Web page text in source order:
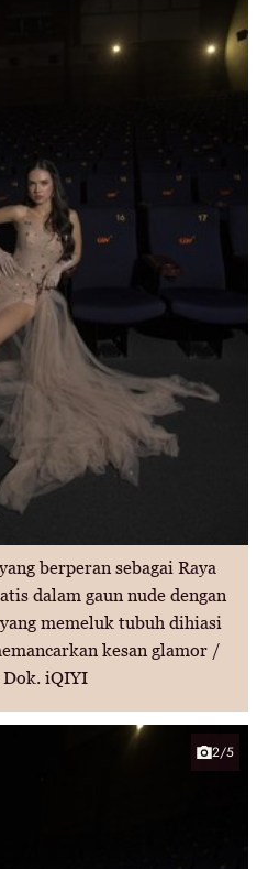
berperan sebagai Raya
dalam gaun nude dengan
memeluk tubuh dihiasi
kesan glamor /
iQIYI
2/5